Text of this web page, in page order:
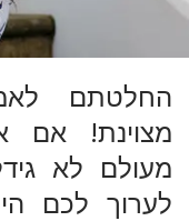
החלטתם
מצוינת! אם
מעולם לא
לערוך לכם